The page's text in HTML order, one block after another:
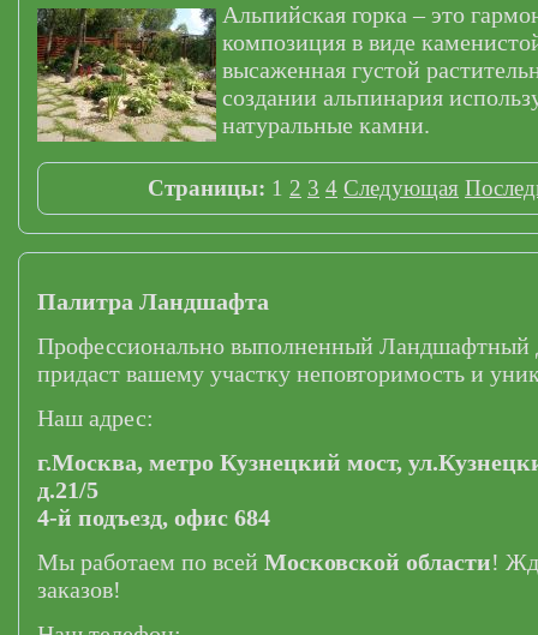
Альпийская горка – это
композиция в виде
высаженная густой
создании альпинария
натуральные камни.
Страницы: 1 2 3 4 Следующая
Палитра Ландшафта
Профессионально выполненный Ландшафтный
придаст вашему участку неповторимость и
Наш адрес:
г.Москва, метро Кузнецкий мост,
д.21/5
4-й подъезд, офис 684
Мы работаем по всей Московской области!
заказов!